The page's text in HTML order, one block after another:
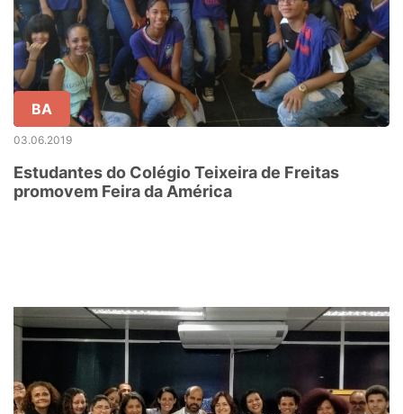
BA
03.06.2019
Estudantes do Colégio Teixeira de Freitas
promovem Feira da América